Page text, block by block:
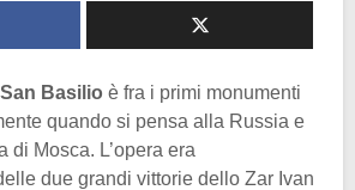
Basilio è fra i primi monumenti
quando si pensa alla Russia e
di Mosca. L’opera era
due grandi vittorie dello Zar Ivan